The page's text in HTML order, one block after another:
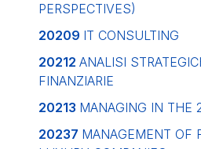
PERSPECTIVES)
20209 IT CONSULTING
20212 ANALISI
FINANZIARIE
20213 MANAGING IN THE
20237 MANAGEMENT OF